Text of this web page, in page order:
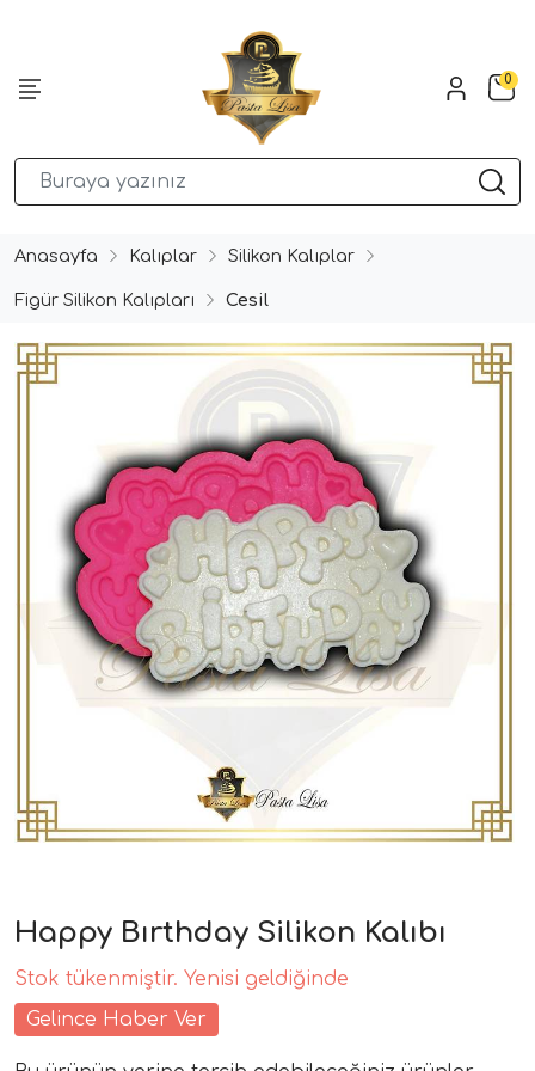
0
Anasayfa Kalıplar Silikon Kalıplar
Figür Silikon Kalıpları Cesil
Happy Bırthday Silikon Kalıbı
Stok tükenmiştir. Yenisi geldiğinde
Gelince Haber Ver